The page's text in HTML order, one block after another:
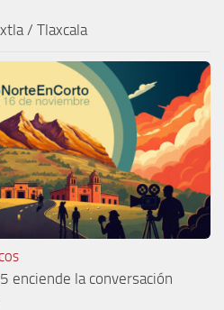
/ Tlaxcala
enciende la conversación